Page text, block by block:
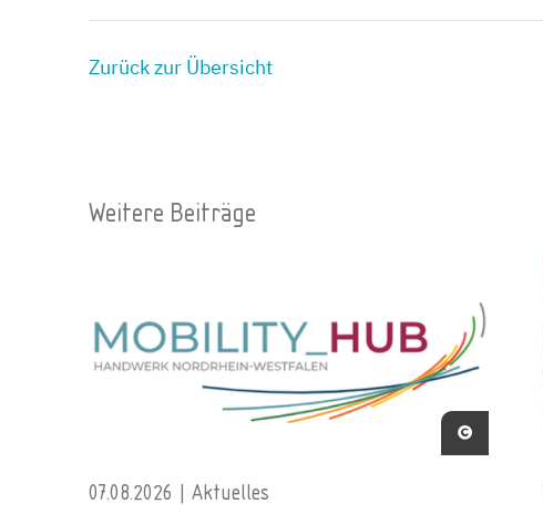
Zurück zur Übersicht
Weitere Beiträge
07.08.2026 | Aktuelles